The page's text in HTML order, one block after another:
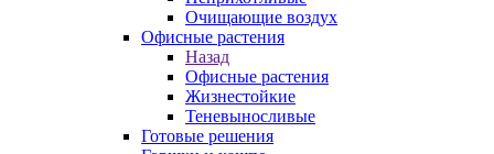
Очищающие воздух
Офисные растения
Назад
Офисные растения
Жизнестойкие
Теневыносливые
Готовые решения